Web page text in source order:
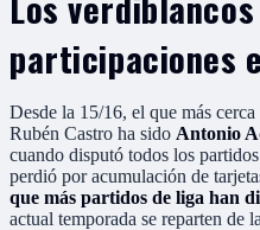
participaciones
Desde la 15/16, el que más
Rubén Castro ha sido Antonio
cuando disputó todos los
perdió por acumulación de
que más partidos de liga han
actual temporada se reparten de